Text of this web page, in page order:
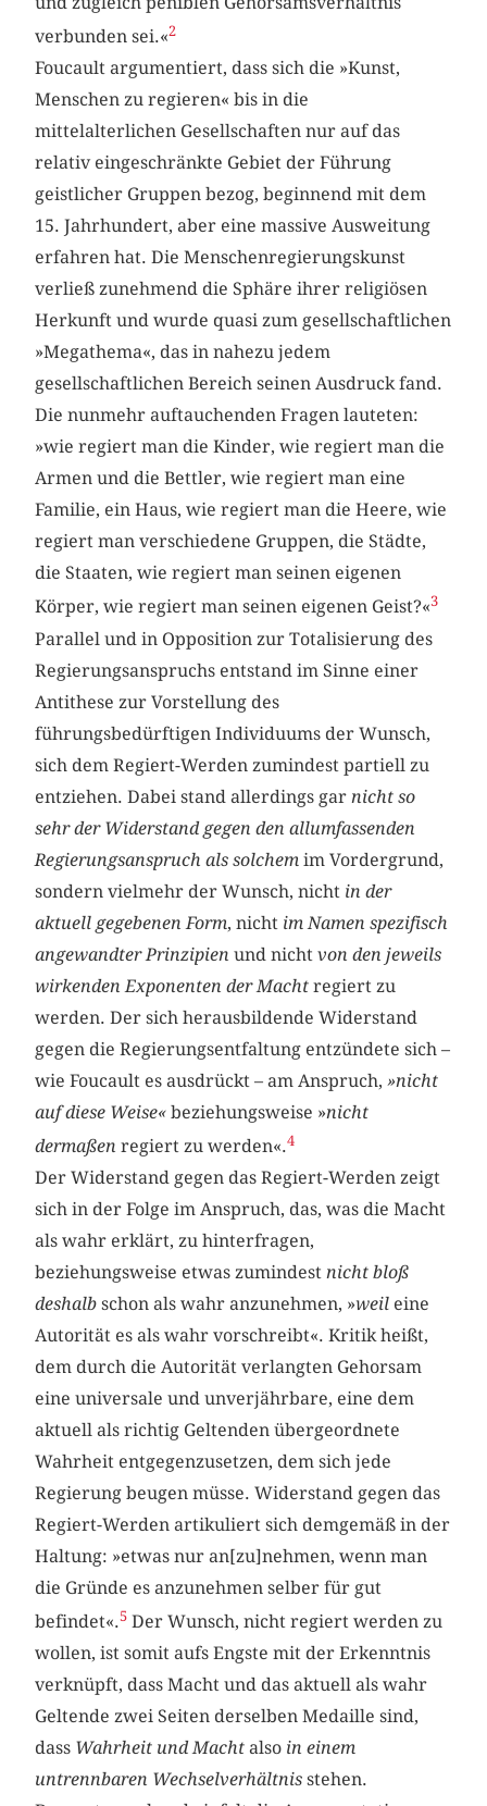
verbunden sei.«2
Foucault argumentiert, dass sich die »Kunst,
Menschen zu regieren« bis in die
mittelalterlichen Gesellschaften nur auf das
relativ eingeschränkte Gebiet der Führung
geistlicher Gruppen bezog, beginnend mit dem
15. Jahrhundert, aber eine massive Ausweitung
erfahren hat. Die Menschenregierungskunst
verließ zunehmend die Sphäre ihrer religiösen
Herkunft und wurde quasi zum gesellschaftlichen
»Megathema«, das in nahezu jedem
gesellschaftlichen Bereich seinen Ausdruck fand.
Die nunmehr auftauchenden Fragen lauteten:
»wie regiert man die Kinder, wie regiert man die
Armen und die Bettler, wie regiert man eine
Familie, ein Haus, wie regiert man die Heere, wie
regiert man verschiedene Gruppen, die Städte,
die Staaten, wie regiert man seinen eigenen
Körper, wie regiert man seinen eigenen Geist?«3
Parallel und in Opposition zur Totalisierung des
Regierungsanspruchs entstand im Sinne einer
Antithese zur Vorstellung des
führungsbedürftigen Individuums der Wunsch,
sich dem Regiert-Werden zumindest partiell zu
entziehen. Dabei stand allerdings gar nicht so
sehr der Widerstand gegen den allumfassenden
Regierungsanspruch als solchem im Vordergrund,
sondern vielmehr der Wunsch, nicht in der
aktuell gegebenen Form, nicht im Namen spezifisch
angewandter Prinzipien und nichtvon den jeweils
wirkenden Exponenten der Macht regiert zu
werden. Der sich herausbildende Widerstand
gegen die Regierungsentfaltung entzündete sich –
wie Foucault es ausdrückt – am Anspruch,»nicht
auf diese Weise« beziehungsweise »nicht
dermaßen regiert zu werden«.4
Der Widerstand gegen das Regiert-Werden zeigt
sich in der Folge im Anspruch, das, was die Macht
als wahr erklärt, zu hinterfragen,
beziehungsweise etwas zumindest nicht bloß
deshalb schon als wahr anzunehmen, »weil eine
Autorität es als wahr vorschreibt«. Kritik heißt,
dem durch die Autorität verlangten Gehorsam
eine universale und unverjährbare, eine dem
aktuell als richtig Geltenden übergeordnete
Wahrheit entgegenzusetzen, dem sich jede
Regierung beugen müsse. Widerstand gegen das
Regiert-Werden artikuliert sich demgemäß in der
Haltung: »etwas nur an[zu]nehmen, wenn man
die Gründe es anzunehmen selber für gut
befindet«.5 Der Wunsch, nicht regiert werden zu
wollen, ist somit aufs Engste mit der Erkenntnis
verknüpft, dass Macht und das aktuell als wahr
Geltende zwei Seiten derselben Medaille sind,
dass Wahrheit und Macht also in einem
untrennbaren Wechselverhältnis stehen.